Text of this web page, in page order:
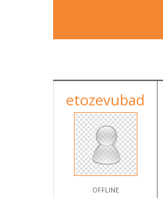
etozevubad
OFFLINE